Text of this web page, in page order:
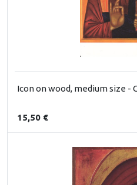
Icon on wood, medium size -
15,50 €